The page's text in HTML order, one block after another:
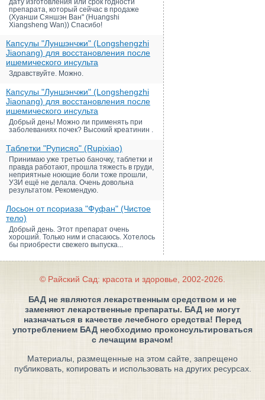
дату изготовления или срок годности
препарата, который сейчас в продаже
(Хуанши Сяншэн Ван" (Huangshi
Xiangsheng Wan)) Спасибо!
Капсулы "Луншэнчжи" (Longshengzhi
Jiaonang) для восстановления после
ишемического инсульта
Здравствуйте. Можно.
Капсулы "Луншэнчжи" (Longshengzhi
Jiaonang) для восстановления после
ишемического инсульта
Добрый день! Можно ли применять при
заболеваниях почек? Высокий креатинин .
Таблетки "Руписяо" (Rupixiao)
Принимаю уже третью баночку, таблетки и
правда работают, прошла тяжесть в груди,
неприятные ноющие боли тоже прошли,
УЗИ ещё не делала. Очень довольна
результатом. Рекомендую.
Лосьон от псориаза "Фуфан" (Чистое
тело)
Добрый день. Этот препарат очень
хороший. Только ним и спасаюсь. Хотелось
бы приобрести свежего выпуска...
© Райский Сад: красота и здоровье, 2002-2026.
БАД не являются лекарственным средством и не
заменяют лекарственные препараты. БАД не могут
назначаться в качестве лечебного средства! Перед
употреблением БАД необходимо проконсультироваться
с лечащим врачом!
Материалы, размещенные на этом сайте, запрещено
публиковать, копировать и использовать на других ресурсах.